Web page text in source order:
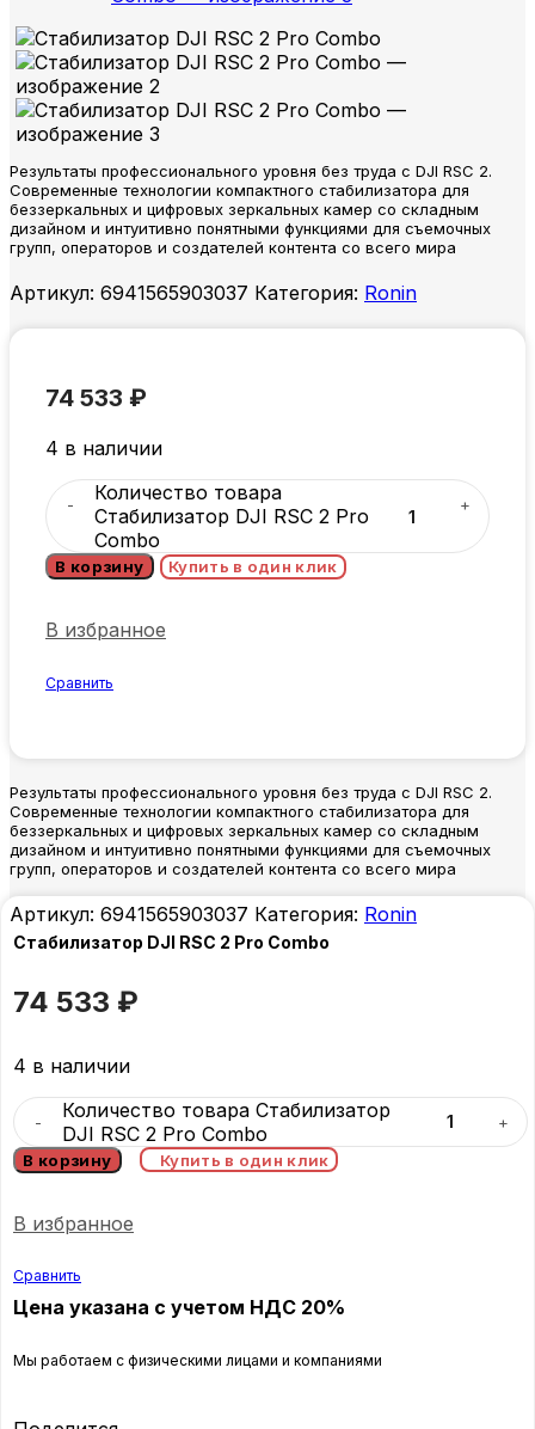
Результаты профессионального уровня без труда с DJI RSC 2.
Современные технологии компактного стабилизатора для
беззеркальных и цифровых зеркальных камер со складным
дизайном и интуитивно понятными функциями для съемочных
групп, операторов и создателей контента со всего мира
Артикул: 6941565903037 Категория: Ronin
74 533 ₽
4 в наличии
Количество товара
Стабилизатор DJI RSC 2 Pro
Combo
В корзину Купить в один клик
В избранное
Сравнить
Результаты профессионального уровня без труда с DJI RSC 2.
Современные технологии компактного стабилизатора для
беззеркальных и цифровых зеркальных камер со складным
дизайном и интуитивно понятными функциями для съемочных
групп, операторов и создателей контента со всего мира
Артикул: 6941565903037 Категория: Ronin
Стабилизатор DJI RSC 2 Pro Combo
74 533 ₽
4 в наличии
Количество товара Стабилизатор
DJI RSC 2 Pro Combo
В корзину Купить в один клик
В избранное
Сравнить
Цена указана с учетом НДС 20%
Мы работаем с физическими лицами и компаниями